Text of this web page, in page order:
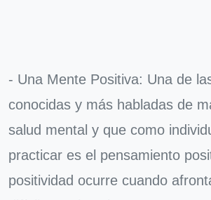
- Una Mente Positiva: Una de
conocidas y más habladas de
salud mental y que como
practicar es el pensamiento
positividad ocurre cuando